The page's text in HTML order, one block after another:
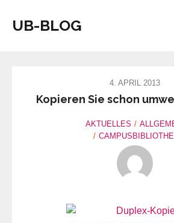
UB-BLOG
4. APRIL 2013
Kopieren Sie schon
AKTUELLES